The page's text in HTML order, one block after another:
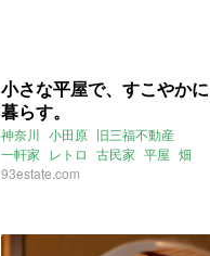
小さな平屋で、すこやかに
暮らす。
神奈川 小田原 旧三福不動産
一軒家 レトロ 古民家 平屋 畑
ペット可 2021年8月のおすすめ
93estate.com